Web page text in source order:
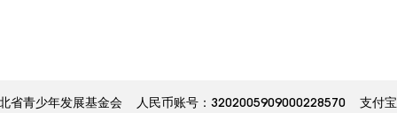
省青少年发展基金会 人民币账号：3202005909000228570 支付